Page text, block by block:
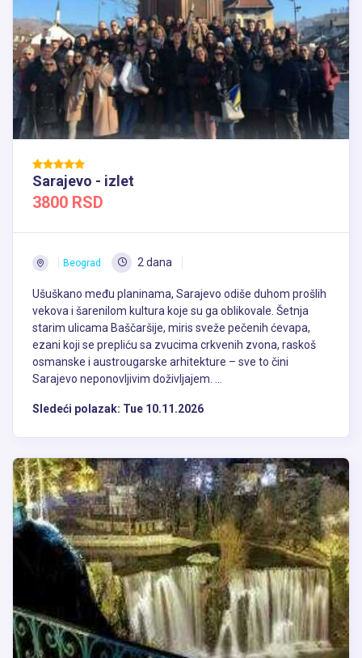
Sarajevo - izlet
3800 RSD
Beograd 2 dana
Ušuškano među planinama, Sarajevo odiše duhom prošlih
vekova i šarenilom kultura koje su ga oblikovale. Šetnja
starim ulicama Baščaršije, miris sveže pečenih ćevapa,
ezani koji se prepliću sa zvucima crkvenih zvona, raskoš
osmanske i austrougarske arhitekture – sve to čini
Sarajevo neponovljivim doživljajem. ...
Sledeći polazak: Tue 10.11.2026